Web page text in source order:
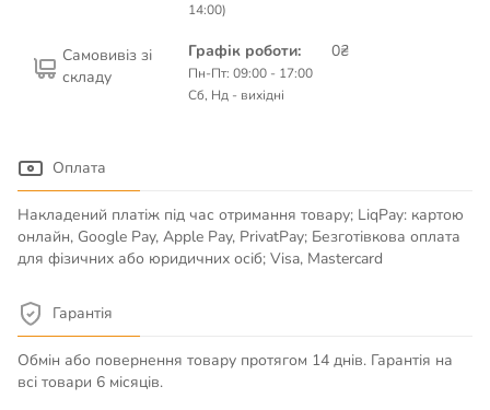
14:00)
Самовивіз зі
складу
Графік роботи:
Пн-Пт: 09:00 - 17:00
Сб, Нд - вихідні
0₴
Оплата
Накладений платіж під час отримання товару; LiqPay: картою
онлайн, Google Pay, Apple Pay, PrivatPay; Безготівкова оплата
для фізичних або юридичних осіб; Visa, Mastercard
Гарантія
Обмін або повернення товару протягом 14 днів. Гарантія на
всі товари 6 місяців.